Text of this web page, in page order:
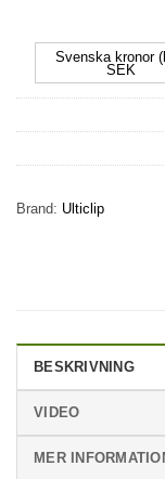
Svenska kronor
SEK
Brand: Ulticlip
BESKRIVNING
VIDEO
MER